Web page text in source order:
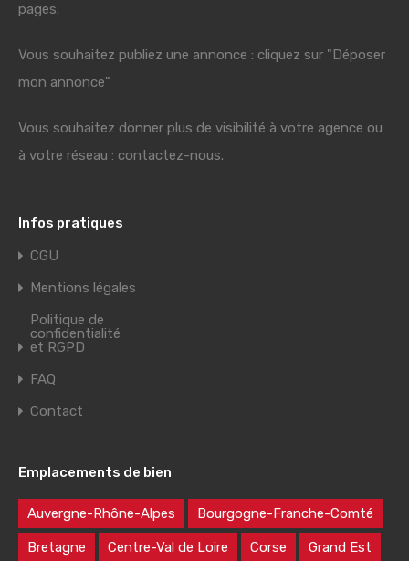
pages.
Vous souhaitez publiez une annonce : cliquez sur "Déposer
mon annonce"
Vous souhaitez donner plus de visibilité à votre agence ou
à votre réseau : contactez-nous.
Infos pratiques
CGU
Mentions légales
Politique de
confidentialité
et RGPD
FAQ
Contact
Emplacements de bien
Auvergne-Rhône-Alpes Bourgogne-Franche-Comté
Bretagne Centre-Val de Loire Corse Grand Est